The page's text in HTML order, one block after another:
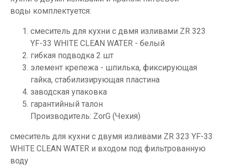
воды комплектуется:
смеситель для кухни с двмя изливами ZR 323
YF-33 WHITE CLEAN WATER - белый
гибкая подводка 2 шт
элемент крепежа - шпилька, фиксирующая
гайка, стабилизирующая пластина
заводская упаковка
гарантийный талон
Производитель: ZorG (Чехия)
смеситель для кухни с двумя изливами ZR 323 YF-33
WHITE CLEAN WATER и входом под фильтрованную
воду